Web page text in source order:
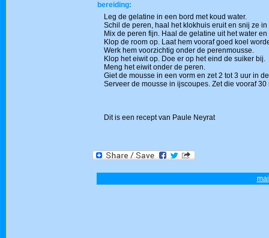
bereiding:
Leg de gelatine in een bord met koud water.
Schil de peren, haal het klokhuis eruit en snij ze
Mix de peren fijn. Haal de gelatine uit het water
Klop de room op. Laat hem vooraf goed koel
Werk hem voorzichtig onder de perenmousse.
Klop het eiwit op. Doe er op het eind de suiker bij.
Meng het eiwit onder de peren.
Giet de mousse in een vorm en zet 2 tot 3 uur in
Serveer de mousse in ijscoupes. Zet die vooraf
Dit is een recept van Paule Neyrat